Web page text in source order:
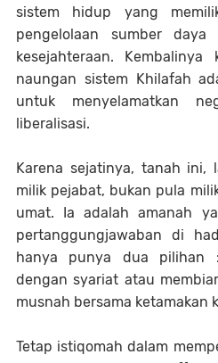
sistem hidup yang
pengelolaan sumber daya
kesejahteraan.
naungan sistem Khilafah
untuk menyelamatkan
liberalisasi.
Karena sejatinya, tanah
milik pejabat, bukan pula
umat. Ia adalah amanah
pertanggungjawaban di
hanya punya dua pilihan
dengan syariat atau
musnah bersama ketamakan
Tetap istiqomah dalam